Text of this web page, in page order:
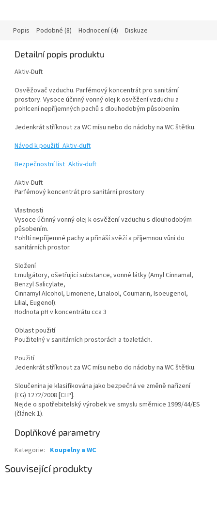
Popis Podobné (8) Hodnocení (4) Diskuze
Detailní popis produktu
Aktiv-Duft
Osvěžovač vzduchu. Parfémový koncentrát pro sanitární
prostory. Vysoce účinný vonný olej k osvěžení vzduchu a
pohlcení nepříjemných pachů s dlouhodobým působením.
Jedenkrát stříknout za WC mísu nebo do nádoby na WC štětku.
Návod k použití_Aktiv-duft
Bezpečnostní list_Aktiv-duft
Aktiv-Duft
Parfémový koncentrát pro sanitární prostory
Vlastnosti
Vysoce účinný vonný olej k osvěžení vzduchu s dlouhodobým
působením.
Pohltí nepříjemné pachy a přináší svěží a příjemnou vůni do
sanitárních prostor.
Složení
Emulgátory, ošetřující substance, vonné látky (Amyl Cinnamal,
Benzyl Salicylate,
Cinnamyl Alcohol, Limonene, Linalool, Coumarin, Isoeugenol,
Lilial, Eugenol).
Hodnota pH v koncentrátu cca 3
Oblast použití
Použitelný v sanitárních prostorách a toaletách.
Použití
Jedenkrát stříknout za WC mísu nebo do nádoby na WC štětku.
Sloučenina je klasifikována jako bezpečná ve změně nařízení
(EG) 1272/2008 [CLP].
Nejde o spotřebitelský výrobek ve smyslu směrnice 1999/44/ES
(článek 1).
Doplňkové parametry
Kategorie: Koupelny a WC
Související produkty